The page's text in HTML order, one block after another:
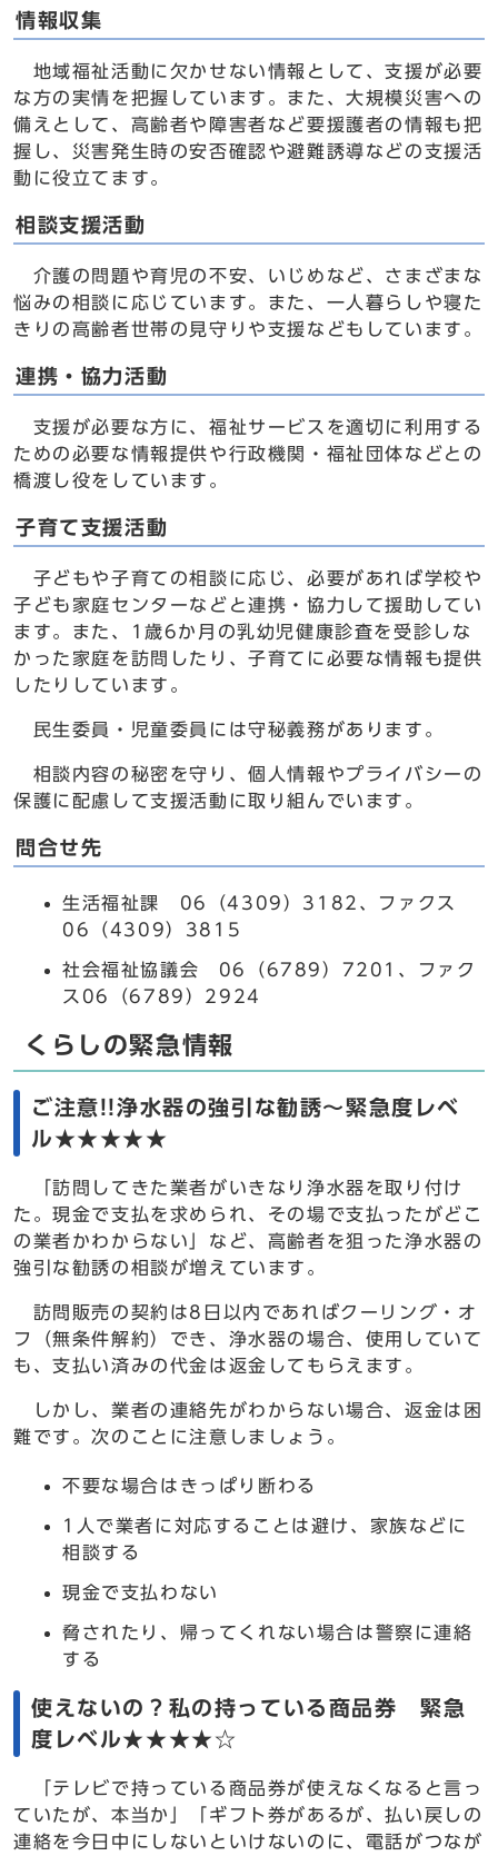
情報収集
地域福祉活動に欠かせない情報として、支援が必要
な方の実情を把握しています。また、大規模災害への
備えとして、高齢者や障害者など要援護者の情報も把
握し、災害発生時の安否確認や避難誘導などの支援活
動に役立てます。
相談支援活動
介護の問題や育児の不安、いじめなど、さまざまな
悩みの相談に応じています。また、一人暮らしや寝た
きりの高齢者世帯の見守りや支援などもしています。
連携・協力活動
支援が必要な方に、福祉サービスを適切に利用する
ための必要な情報提供や行政機関・福祉団体などとの
橋渡し役をしています。
子育て支援活動
子どもや子育ての相談に応じ、必要があれば学校や
子ども家庭センターなどと連携・協力して援助してい
ます。また、1歳6か月の乳幼児健康診査を受診しな
かった家庭を訪問したり、子育てに必要な情報も提供
したりしています。
民生委員・児童委員には守秘義務があります。
相談内容の秘密を守り、個人情報やプライバシーの
保護に配慮して支援活動に取り組んでいます。
問合せ先
生活福祉課 06（4309）3182、ファクス
06（4309）3815
社会福祉協議会 06（6789）7201、ファク
ス06（6789）2924
くらしの緊急情報
ご注意!!浄水器の強引な勧誘～緊急度レベ
ル★★★★★
「訪問してきた業者がいきなり浄水器を取り付け
た。現金で支払を求められ、その場で支払ったがどこ
の業者かわからない」など、高齢者を狙った浄水器の
強引な勧誘の相談が増えています。
訪問販売の契約は8日以内であればクーリング・オ
フ（無条件解約）でき、浄水器の場合、使用していて
も、支払い済みの代金は返金してもらえます。
しかし、業者の連絡先がわからない場合、返金は困
難です。次のことに注意しましょう。
不要な場合はきっぱり断わる
1人で業者に対応することは避け、家族などに
相談する
現金で支払わない
脅されたり、帰ってくれない場合は警察に連絡
する
使えないの？私の持っている商品券 緊急
度レベル★★★★☆
「テレビで持っている商品券が使えなくなると言っ
ていたが、本当か」「ギフト券があるが、払い戻しの
連絡を今日中にしないといけないのに、電話がつなが